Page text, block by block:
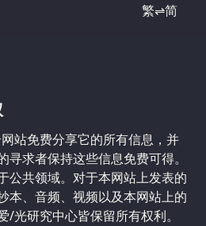
繁⇌简
站免费分享它的所有信息，并
求者保持这些信息免费可得。
公共领域。对于本网站上发表的
本、音频、视频以及本网站上的
/光研究中心皆保留所有权利。